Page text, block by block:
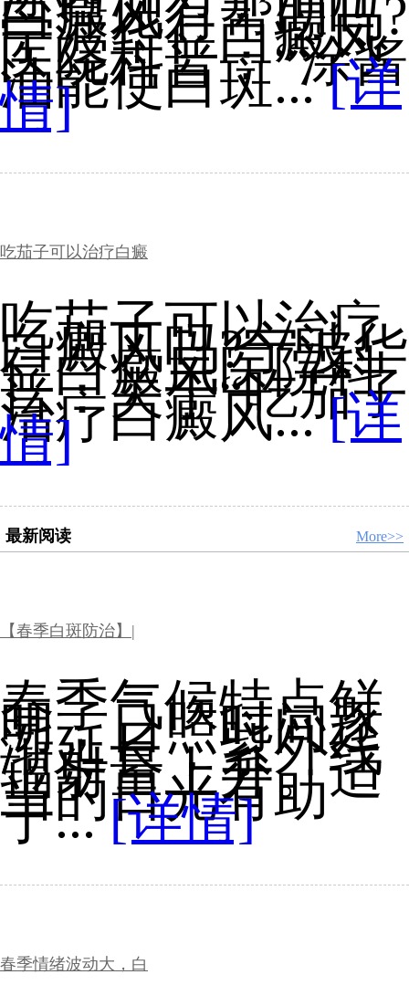
白癜风有帮助吗?
宁波华仁白癜风
医院科普：“涂酱
油能使白斑...[详
情]
吃茄子可以治疗白癜
吃茄子可以治疗
白癜风吗?宁波华
仁白癜风医院科
普：关于“吃茄子
治疗白癜风...[详
情]
最新阅读 More>>
【春季白斑防治】|
春季气候特点鲜
明，日照时间逐
渐延长，紫外线
辐射量上升。适
当的日光有助
于...[详情]
春季情绪波动大，白